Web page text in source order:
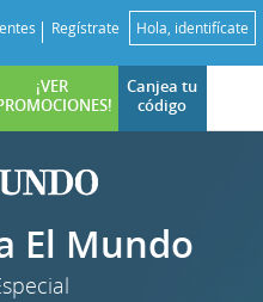
Regístrate Hola, identifícate
Canjea tu
código
¡VER
El Mundo